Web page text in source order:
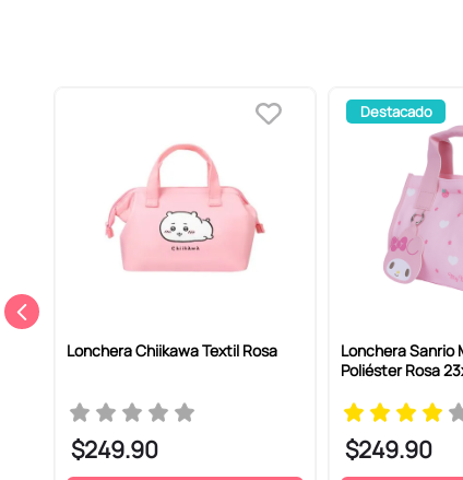
Escribe un comentario
Lonchera Chiikawa Textil Rosa
$249.90
Destacado
Lonchera Sanrio
Poliéster Rosa
$249.90